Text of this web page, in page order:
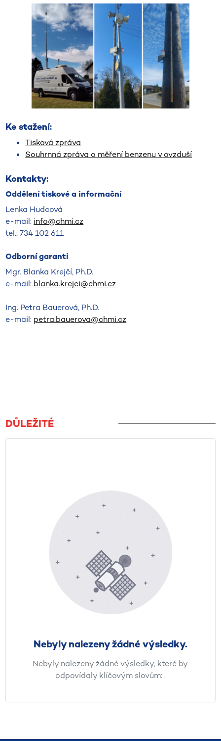
Ke stažení:
Tisková zpráva
Souhrnná zpráva o měření benzenu v ovzduší
Kontakty:
Oddělení tiskové a informační
Lenka Hudcová
e-mail: info@chmi.cz
tel.: 734 102 611
Odborní garanti
Mgr. Blanka Krejčí, Ph.D.
e-mail: blanka.krejci@chmi.cz
Ing. Petra Bauerová, Ph.D.
e-mail: petra.bauerova@chmi.cz
DŮLEŽITÉ
Nebyly nalezeny žádné výsledky.
Nebyly nalezeny žádné výsledky, které by
odpovídaly klíčovým slovům: .